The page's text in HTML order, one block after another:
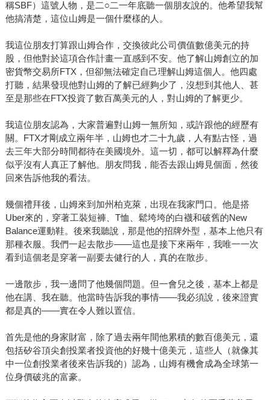
稱SBF）這號人物，是二○二一年底聽一個朋友說的。他希望我幫
他搞清楚，這位山姆是一個什麼樣的人。
我這位朋友打算跟山姆合作，交換彼此公司價值數億美元的持
股，但他對於這項合作計畫一直感到不安。他了解山姆創立的加
密貨幣交易所FTX，但卻無法確定自己理解山姆這個人。他四處
打聽，結果發現他對山姆的了解已經夠少了，沒想到其他人、甚
至是那些在FTX投資了數百萬美元的人，對山姆的了解更少。
我這位朋友認為，大家普遍對山姆一無所知，或許跟他的經歷有
關。FTX才剛成立兩年半，山姆也才二十九歲，人有點古怪，過
去三年大部分時間都待在美國境外。這一切，都可以解釋為什麼
似乎沒有人真正了解他。朋友問我，能否去跟山姆見個面，然後
回來告訴他我的看法。
幾個禮拜後，山姆來到加州柏克萊，出現在我家門口。他是搭
Uber來的，穿著工裝短褲、T恤、鬆垮垮的白襪和破舊的New
Balance運動鞋。後來我聽說，那是他的招牌外型，基本上他只有
那種衣服。我們一起去散步——這也是接下來兩年，我唯一一次
看到這個老是穿著一副要去健行的人，真的在散步。
一邊散步，我一邊問了他幾個問題。但一會兒之後，基本上都是
他在講、我在聽。他當時告訴我的事情——我必須說，後來證實
都是真的——實在令人難以置信。
首先是他的身家財富，除了過去兩年間他累積的數百億美元，還
包括矽谷頂尖創投業者投資他的好幾十億美元，這些人（就像其
中一位創投業者後來告訴我的）認為，山姆有機會成為全球第一
位身價破兆的富豪。